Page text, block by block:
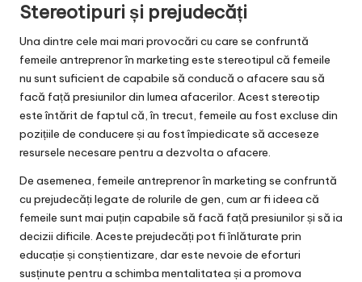
Stereotipuri și prejudecăți
Una dintre cele mai mari provocări cu care se confruntă
femeile antreprenor în marketing este stereotipul că femeile
nu sunt suficient de capabile să conducă o afacere sau să
facă față presiunilor din lumea afacerilor. Acest stereotip
este întărit de faptul că, în trecut, femeile au fost excluse din
pozițiile de conducere și au fost împiedicate să acceseze
resursele necesare pentru a dezvolta o afacere.
De asemenea, femeile antreprenor în marketing se confruntă
cu prejudecăți legate de rolurile de gen, cum ar fi ideea că
femeile sunt mai puțin capabile să facă față presiunilor și să ia
decizii dificile. Aceste prejudecăți pot fi înlăturate prin
educație și conștientizare, dar este nevoie de eforturi
susținute pentru a schimba mentalitatea și a promova